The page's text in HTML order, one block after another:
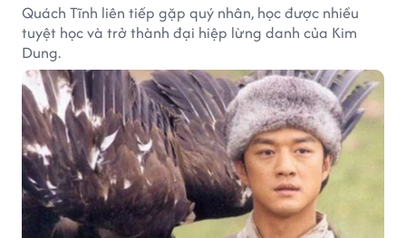
Quách Tĩnh liên tiếp gặp quý nhân, học được nhiều
tuyệt học và trở thành đại hiệp lừng danh của Kim
Dung.